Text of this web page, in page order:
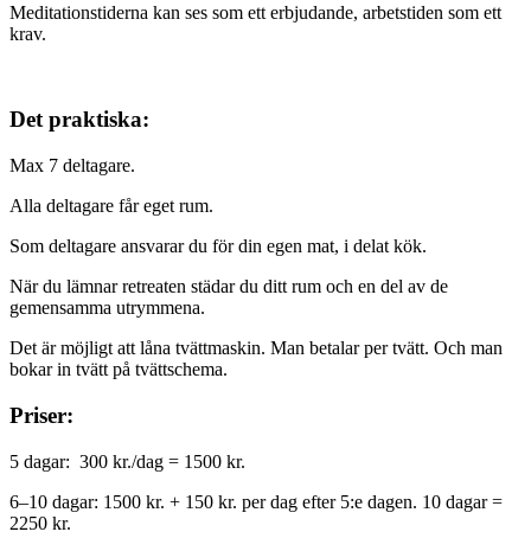
Meditationstiderna kan ses som ett erbjudande, arbetstiden som ett
krav.
Det praktiska:
Max 7 deltagare.
Alla deltagare får eget rum.
Som deltagare ansvarar du för din egen mat, i delat kök.
När du lämnar retreaten städar du ditt rum och en del av de
gemensamma utrymmena.
Det är möjligt att låna tvättmaskin. Man betalar per tvätt. Och man
bokar in tvätt på tvättschema.
Priser:
5 dagar: 300 kr./dag = 1500 kr.
6–10 dagar: 1500 kr. + 150 kr. per dag efter 5:e dagen. 10 dagar =
2250 kr.